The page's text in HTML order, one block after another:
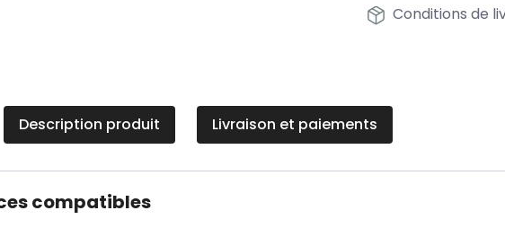
Conditions de
Description produit Livraison et paiements
compatibles